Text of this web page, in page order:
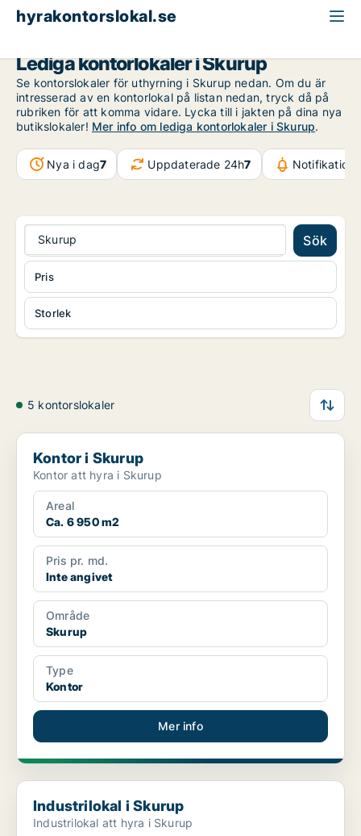
hyrakontorslokal.se
Lediga kontorlokaler i Skurup
Se kontorslokaler för uthyrning i Skurup nedan. Om du är
intresserad av en kontorlokal på listan nedan, tryck då på
rubriken för att komma vidare. Lycka till i jakten på dina nya
butikslokaler! Mer info om lediga kontorlokaler i Skurup.
Nya i dag7 Uppdaterade 24h7
Skurup Sök
Storlek
Pris
5 kontorslokaler
Kontor i Skurup
Kontor i Skurup
Kontor att hyra i Skurup
Areal
Ca. 6 950 m2
Pris pr. md.
Inte angivet
Område
Skurup
Type
Kontor
Mer info
Industrilokal i Skurup
Industrilokal i Skurup
Industrilokal att hyra i Skurup